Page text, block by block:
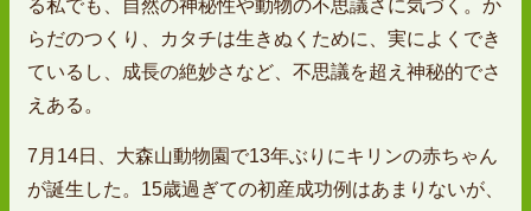
る私でも、自然の神秘性や動物の不思議さに気づく。か
らだのつくり、カタチは生きぬくために、実によくでき
ているし、成長の絶妙さなど、不思議を超え神秘的でさ
えある。
7月14日、大森山動物園で13年ぶりにキリンの赤ちゃん
が誕生した。15歳過ぎての初産成功例はあまりないが、